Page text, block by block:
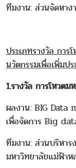
ทีมงาน: ส่วนจัดหา
ประเภทรางวัล กา
นวัตกรรมเพื่อเพิ่มป
1.รางวัล การโหวตม
ผลงาน: BIG Data
เพื่อจัดการ Big
ทีมงาน: ส่วนบริหาร
มหาวิทยาลัยแม่ฟ้าห